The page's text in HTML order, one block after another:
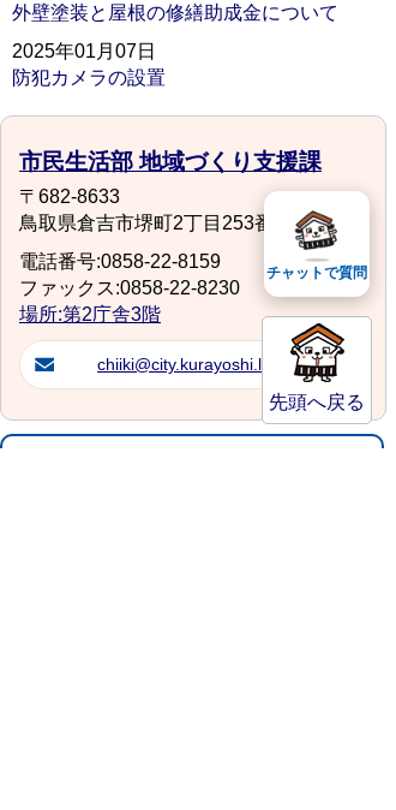
外壁塗装と屋根の修繕助成金について
2025年01月07日
防犯カメラの設置
市民生活部 地域づくり支援課
〒682-8633
鳥取県倉吉市堺町2丁目253番地1
電話番号:0858-22-8159
ファックス:0858-22-8230
場所:第2庁舎3階
chiiki@city.kurayoshi.lg.jp
先頭へ戻る
チャットで質問